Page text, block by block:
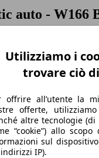
auto - W166
Utilizziamo i
trovare ciò
offrire all’utente la
offerte,
altre tecnologie
“cookie”) allo
sul
IP).